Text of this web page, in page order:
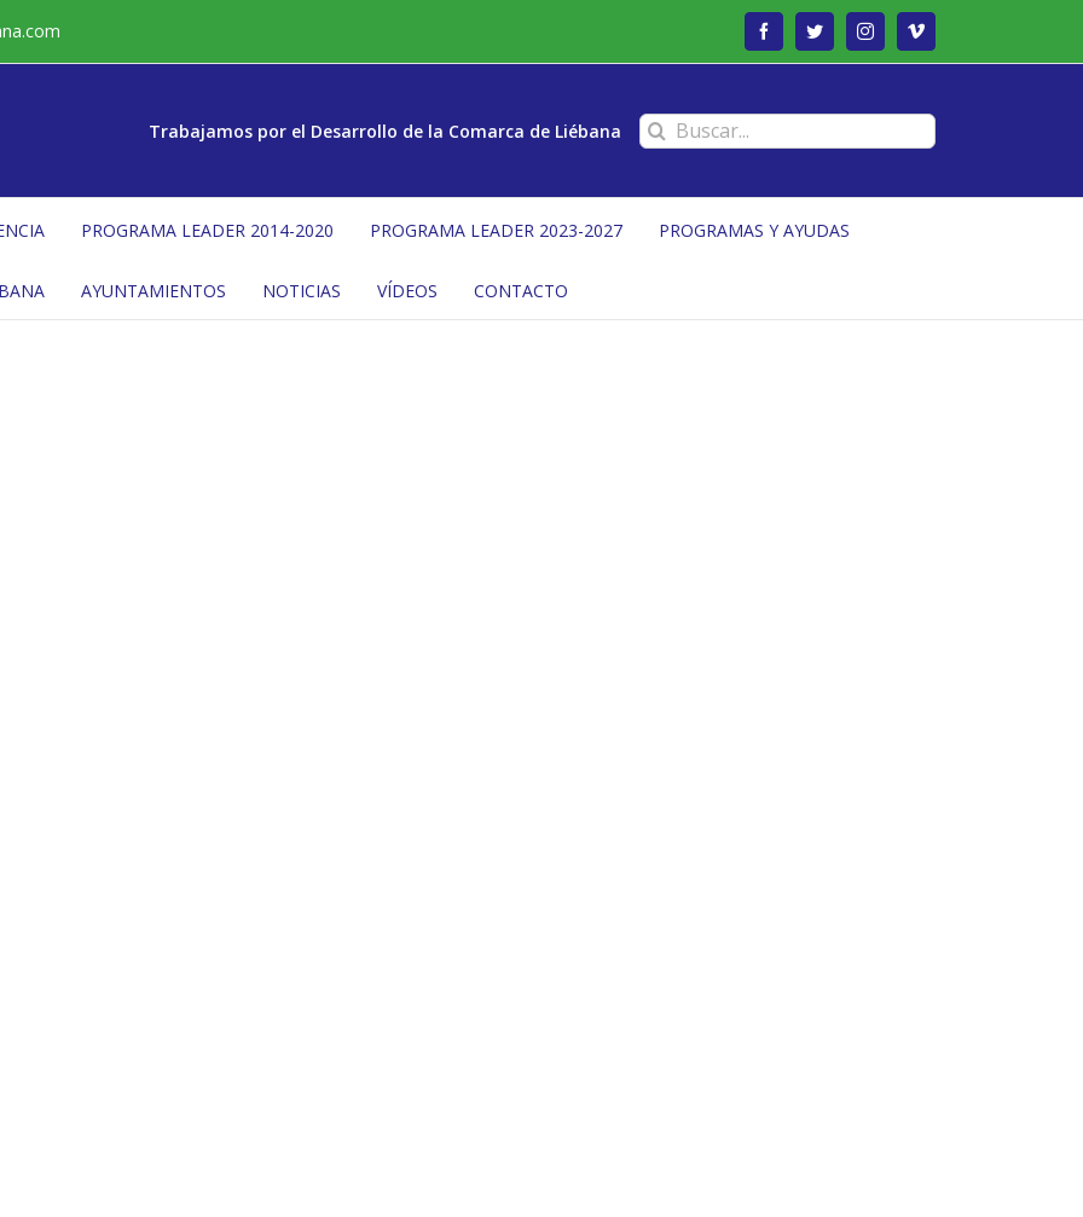
FacebookTwitterInstagramVimeo
Trabajamos por el Desarrollo de la Comarca de Liébana Buscar:
PROGRAMA LEADER 2014-2020 PROGRAMA LEADER 2023-2027 PROGRAMAS Y AYUDAS
AYUNTAMIENTOS NOTICIAS VÍDEOS CONTACTO